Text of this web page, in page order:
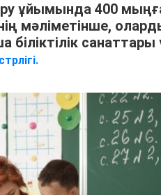
ұйымында 400
мәліметінше,
санаттары